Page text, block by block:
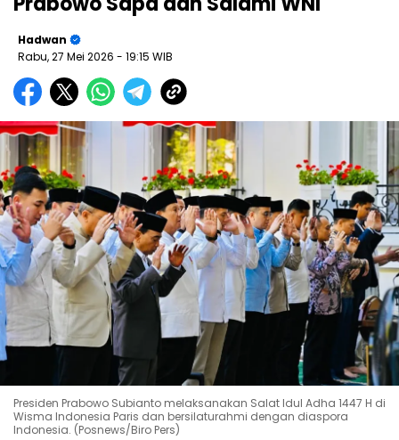
Hadwan
Rabu, 27 Mei 2026 - 19:15 WIB
Presiden Prabowo Subianto melaksanakan Salat Idul Adha 1447 H di
Wisma Indonesia Paris dan bersilaturahmi dengan diaspora
Indonesia. (Posnews/Biro Pers)